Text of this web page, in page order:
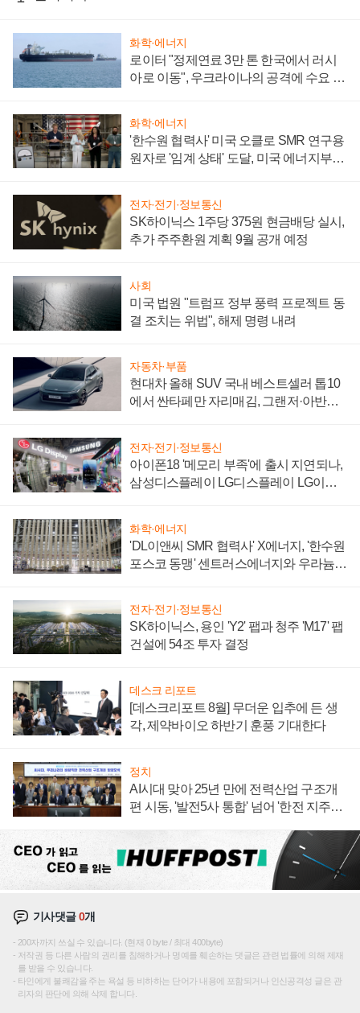
화학·에너지
로이터 "정제연료 3만 톤 한국에서 러시
아로 이동", 우크라이나의 공격에 수요 늘
화학·에너지
'한수원 협력사' 미국 오클로 SMR 연구용
원자로 '임계 상태' 도달, 미국 에너지부
전자·전기·정보통신
SK하이닉스 1주당 375원 현금배당 실시,
추가 주주환원 계획 9월 공개 예정
사회
미국 법원 "트럼프 정부 풍력 프로젝트 동
결 조치는 위법", 해제 명령 내려
자동차·부품
현대차 올해 SUV 국내 베스트셀러 톱10
에서 싼타페만 자리매김, 그랜저·아반떼
전자·전기·정보통신
아이폰18 '메모리 부족'에 출시 지연되나,
삼성디스플레이 LG디스플레이 LG이노
화학·에너지
'DL이앤씨 SMR 협력사' X에너지, '한수원
포스코 동맹' 센트러스에너지와 우라늄
전자·전기·정보통신
SK하이닉스, 용인 'Y2' 팹과 청주 'M17' 팹
건설에 54조 투자 결정
데스크 리포트
[데스크리포트 8월] 무더운 입추에 든 생
각, 제약바이오 하반기 훈풍 기대한다
정치
AI시대 맞아 25년 만에 전력산업 구조개
편 시동, '발전5사 통합' 넘어 '한전 지주사'
기사댓글0개
200자까지 쓰실 수 있습니다. (현재 0 byte / 최대 400byte)
저작권 등 다른 사람의 권리를 침해하거나 명예를 훼손하는 댓글은 관련 법률에 의해 제재
를 받을 수 있습니다.
타인에게 불쾌감을 주는 욕설 등 비하하는 단어가 내용에 포함되거나 인신공격성 글은 관
리자의 판단에 의해 삭제 합니다.